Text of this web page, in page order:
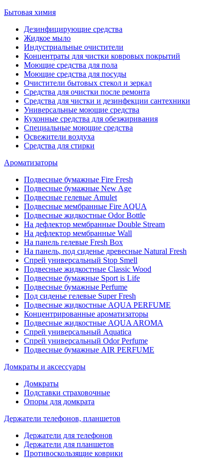
Бытовая химия
Дезинфицирующие средства
Жидкое мыло
Индустриальные очистители
Концентраты для чистки ковровых покрытий
Моющие средства для пола
Моющие средства для посуды
Очистители бытовых стекол и зеркал
Средства для очистки после ремонта
Средства для чистки и дезинфекции сантехники
Универсальные моющие средства
Кухонные средства для обезжиривания
Специальные моющие средства
Освежители воздуха
Средства для стирки
Ароматизаторы
Подвесные бумажные Fire Fresh
Подвесные бумажные New Age
Подвесные гелевые Amulet
Подвесные мембранные Fire AQUA
Подвесные жидкостные Odor Bottle
На дефлектор мембранные Double Stream
На дефлектор мембранные Wall
На панель гелевые Fresh Box
На панель, под сиденье древесные Natural Fresh
Спрей универсальный Stop Smell
Подвесные жидкостные Classic Wood
Подвесные бумажные Sport is Life
Подвесные бумажные Perfume
Под сиденье гелевые Super Fresh
Подвесные жидкостные AQUA PERFUME
Концентрированные ароматизаторы
Подвесные жидкостные AQUA AROMA
Спрей универсальный Aquatica
Спрей универсальный Odor Perfume
Подвесные бумажные AIR PERFUME
Домкраты и аксессуары
Домкраты
Подставки страховочные
Опоры для домкрата
Держатели телефонов, планшетов
Держатели для телефонов
Держатели для планшетов
Противоскользящие коврики